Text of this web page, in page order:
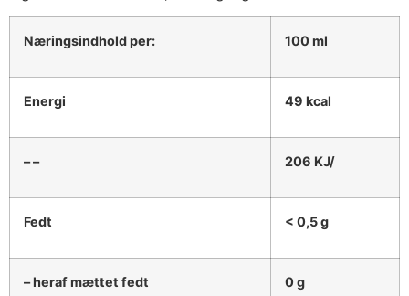
Næringsindhold per: 100 ml
Energi 49 kcal
– – 206 KJ/
Fedt < 0,5 g
– heraf mættet fedt 0 g